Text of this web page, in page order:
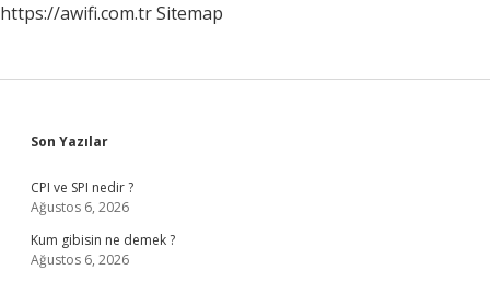
https://awifi.com.trSitemap
Sidebar
Son Yazılar
CPI ve SPI nedir ?
Ağustos 6, 2026
Kum gibisin ne demek ?
Ağustos 6, 2026